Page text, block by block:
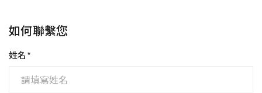
如何聯繫您
姓名*